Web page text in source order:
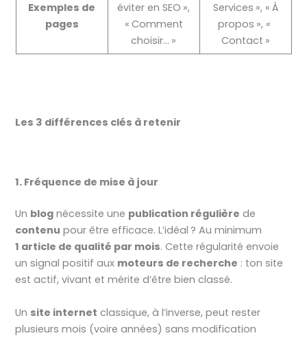
Exemples de
pages
éviter en SEO »,
« Comment
choisir… »
Services », « À
propos », «
Contact »
Les 3 différences clés à retenir
1. Fréquence de mise à jour
Un blog nécessite une publication régulière de
contenu pour être efficace. L’idéal ? Au minimum
1 article de qualité par mois. Cette régularité envoie
un signal positif aux moteurs de recherche : ton site
est actif, vivant et mérite d’être bien classé.
Un site internet classique, à l’inverse, peut rester
plusieurs mois (voire années) sans modification